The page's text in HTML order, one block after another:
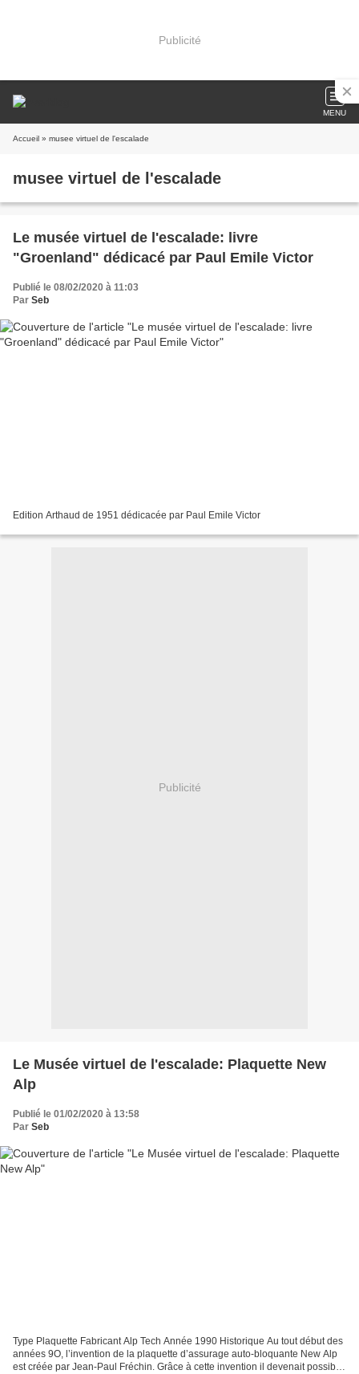
Publicité
MENU
Accueil » musee virtuel de l'escalade
musee virtuel de l'escalade
Le musée virtuel de l'escalade: livre
"Groenland" dédicacé par Paul Emile Victor
Publié le 08/02/2020 à 11:03
Par Seb
Edition Arthaud de 1951 dédicacée par Paul Emile Victor
Publicité
Le Musée virtuel de l'escalade: Plaquette New
Alp
Publié le 01/02/2020 à 13:58
Par Seb
Type Plaquette Fabricant Alp Tech Année 1990 Historique Au tout début des
années 9O, l’invention de la plaquette d’assurage auto-bloquante New Alp
est créée par Jean-Paul Fréchin. Grâce à cette invention il devenait possible